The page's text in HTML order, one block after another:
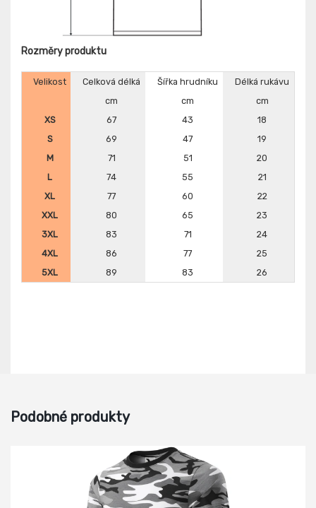
Rozměry produktu
Velikost Celková délká Šířka hrudníku
Délká rukávu
cm
cm
cm
XS
67 43
18
S
69 47
19
M
71 51
20
L
74 55
21
XL
77 60
22
XXL
80 65
23
3XL
83 71
24
4XL
86 77
25
5XL
89 83 26
Podobné produkty